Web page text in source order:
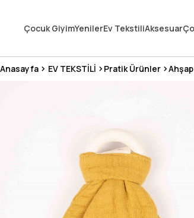
3 MİLYONDAN FAZLA MUTLU MÜŞTERİ ❤️ 10 MİLYON
Çocuk GiyimYenilerEv TekstiliAksesuar
Anasayfa EV TEKSTİLİ Pratik Ürünler